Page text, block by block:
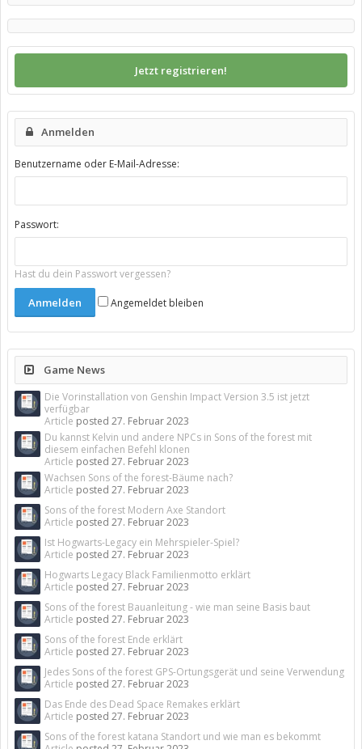
Jetzt registrieren!
Anmelden
Benutzername oder E-Mail-Adresse:
Passwort:
Hast du dein Passwort vergessen?
Angemeldet bleiben
Game News
Die Vorinstallation von Genshin Impact Version 3.5 ist jetzt
verfügbar
Article posted 27. Februar 2023
Du kannst Kelvin und andere NPCs in Sons of the forest mit
diesem einfachen Befehl klonen
Article posted 27. Februar 2023
Wachsen Sons of the forest-Bäume nach?
Article posted 27. Februar 2023
Sons of the forest Modern Axe Standort
Article posted 27. Februar 2023
Ist Hogwarts-Legacy ein Mehrspieler-Spiel?
Article posted 27. Februar 2023
Hogwarts Legacy Black Familienmotto erklärt
Article posted 27. Februar 2023
Sons of the forest Bauanleitung - wie man seine Basis baut
Article posted 27. Februar 2023
Sons of the forest Ende erklärt
Article posted 27. Februar 2023
Jedes Sons of the forest GPS-Ortungsgerät und seine Verwendung
Article posted 27. Februar 2023
Das Ende des Dead Space Remakes erklärt
Article posted 27. Februar 2023
Sons of the forest katana Standort und wie man es bekommt